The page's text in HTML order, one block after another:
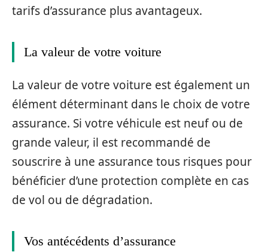
tarifs d’assurance plus avantageux.
La valeur de votre voiture
La valeur de votre voiture est également un
élément déterminant dans le choix de votre
assurance. Si votre véhicule est neuf ou de
grande valeur, il est recommandé de
souscrire à une assurance tous risques pour
bénéficier d’une protection complète en cas
de vol ou de dégradation.
Vos antécédents d’assurance